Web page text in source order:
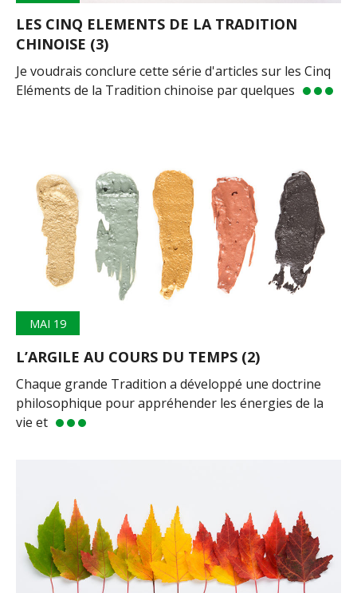
LES CINQ ELEMENTS DE LA TRADITION
CHINOISE (3)
Je voudrais conclure cette série d'articles sur les Cinq
Eléments de la Tradition chinoise par quelques
MAI 19
L’ARGILE AU COURS DU TEMPS (2)
Chaque grande Tradition a développé une doctrine
philosophique pour appréhender les énergies de la
vie et